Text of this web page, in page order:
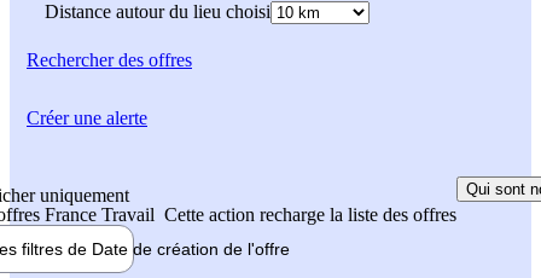
Distance autour du lieu choisi
Rechercherdes offres
uniquement
France Travail Cette action recharge la liste des offres
Qui sont
filtres de Date de création de l'offre
Créer une alerte